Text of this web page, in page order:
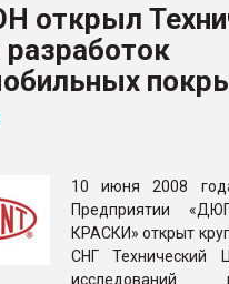
открыл
10 июня 2008
Предприятии
КРАСКИ» открыт
СНГ Технический
исследований